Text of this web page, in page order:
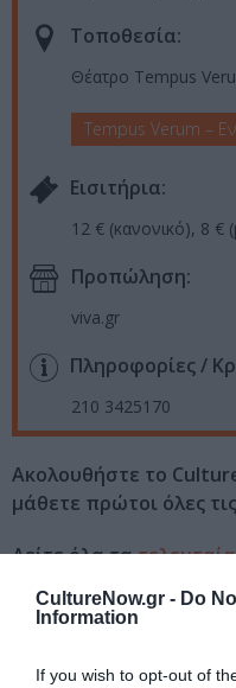
CultureNow.gr - Do
Information
If you wish to opt-out of
Τοποθεσία:
Θέατρο Tempus
Tempus Verum –
Eισιτήρια:
12 € (κανονικό), 8 €
Προπώληση:
viva.gr
Πληροφορίες /
210 3425170
Ακολουθήστε το
μάθετε πρώτοι όλες
Δείτε όλα τα